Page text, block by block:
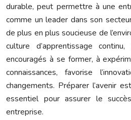
durable, peut permettre à une
comme un leader dans son
de plus en plus soucieuse de
culture d’apprentissage
encouragés à se former, à
connaissances, favorise
changements. Préparer l’avenir
essentiel pour assurer le
entreprise.